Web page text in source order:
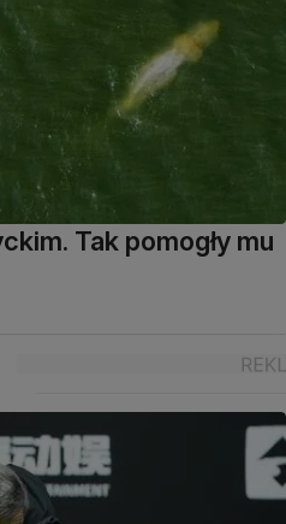
Tak pomogły mu